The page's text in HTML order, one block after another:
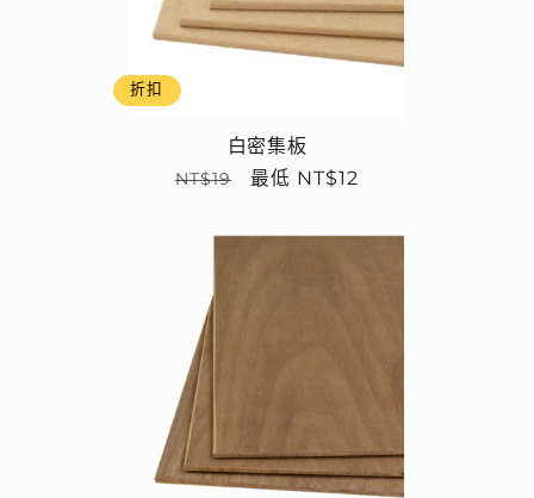
折扣
白密集板
定
NT$19
售
最低 NT$12